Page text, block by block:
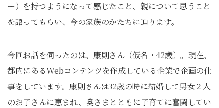
ー）を持つようになって感じたこと、親について思うこと
を語ってもらい、今の家族のかたちに迫ります。
今回お話を伺ったのは、康則さん（仮名・42歳）。現在、
都内にあるWebコンテンツを作成している企業で企画の仕
事をしています。康則さんは32歳の時に結婚して男女２人
のお子さんに恵まれ、奥さまとともに子育てに奮闘してい